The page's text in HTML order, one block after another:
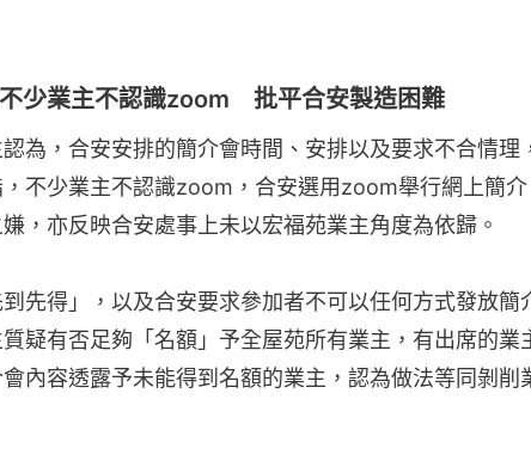
內容透露予未能得到名額的業主，認為做法等同剝削業
一直與業主零溝通，透過政府作對外公布，強調合安只
有法理權力可凌駕宏福苑逾1,900戶的業主。